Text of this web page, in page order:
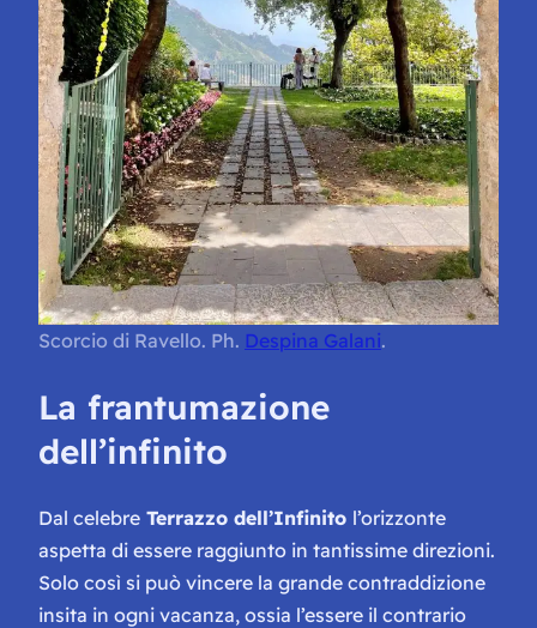
Scorcio di Ravello. Ph. Despina Galani.
La frantumazione
dell’infinito
Dal celebre Terrazzo dell’Infinito l’orizzonte
aspetta di essere raggiunto in tantissime direzioni.
Solo così si può vincere la grande contraddizione
insita in ogni vacanza, ossia l’essere il contrario